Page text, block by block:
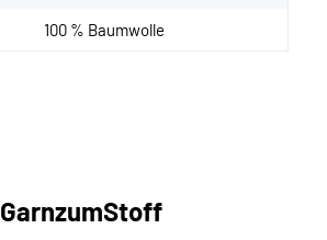
100 % Baumwolle
GarnzumStoff